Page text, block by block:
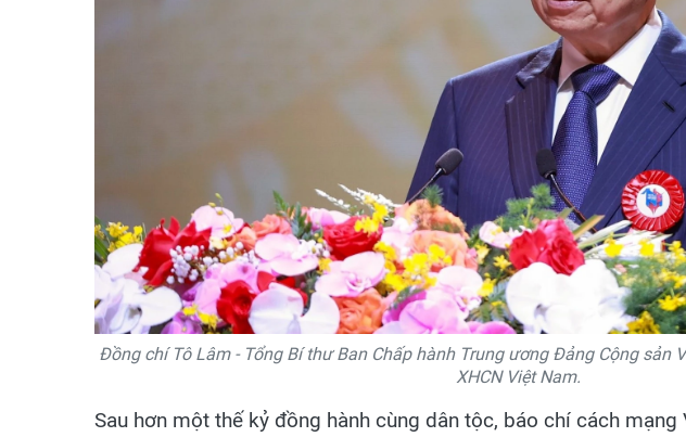
Đồng chí Tô Lâm - Tổng Bí thư Ban Chấp hành Trung ương Đảng Cộng sản
XHCN Việt Nam.
​Sau hơn một thế kỷ đồng hành cùng dân tộc, báo chí cách